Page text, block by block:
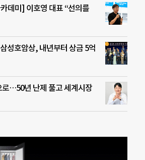
데미] 이호영 대표 “선의를
성호암상, 내년부터 상금 5억
로…50년 난제 풀고 세계시장